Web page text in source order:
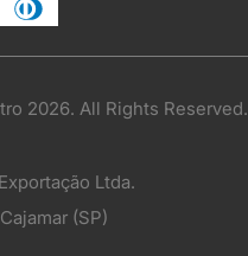
2026. All Rights Reserved.
Ltda.
(SP)